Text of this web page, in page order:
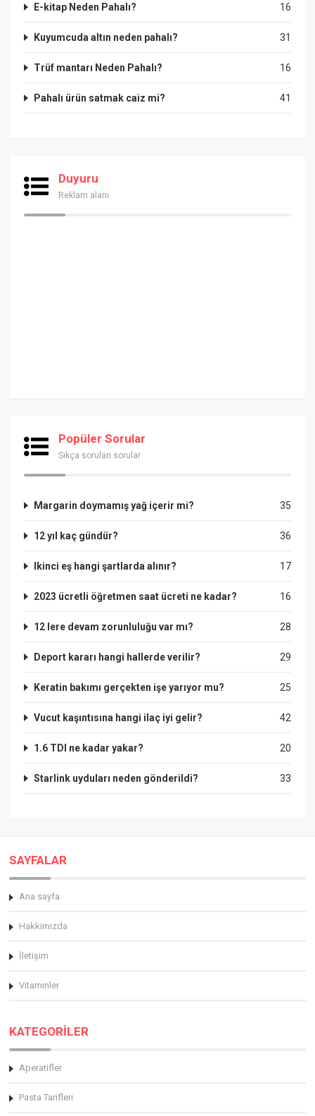
16
E-kitap Neden Pahalı?
31
Kuyumcuda altın neden pahalı?
16
Trüf mantarı Neden Pahalı?
41
Pahalı ürün satmak caiz mi?
Duyuru
Reklam alanı
Popüler Sorular
Sıkça sorulan sorular
35
Margarin doymamış yağ içerir mi?
36
12 yıl kaç gündür?
17
Ikinci eş hangi şartlarda alınır?
16
2023 ücretli öğretmen saat ücreti ne kadar?
28
12 lere devam zorunluluğu var mı?
29
Deport kararı hangi hallerde verilir?
25
Keratin bakımı gerçekten işe yarıyor mu?
42
Vucut kaşıntısına hangi ilaç iyi gelir?
20
1.6 TDI ne kadar yakar?
33
Starlink uyduları neden gönderildi?
SAYFALAR
Ana sayfa
Hakkimizda
İletişim
Vitaminler
KATEGORİLER
Aperatifler
Pasta Tarifleri